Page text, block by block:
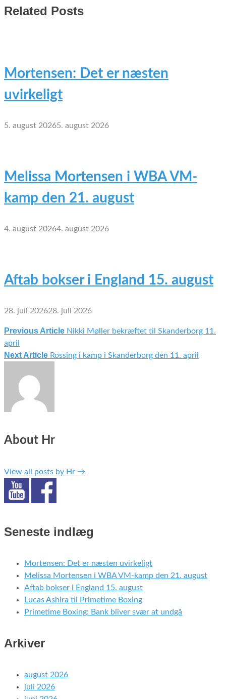
Related Posts
Mortensen: Det er næsten
uvirkeligt
5. august 20265. august 2026
Melissa Mortensen i WBA VM-
kamp den 21. august
4. august 20264. august 2026
Aftab bokser i England 15. august
28. juli 202628. juli 2026
Indlægsnavigation
Previous Article Nikki Møller bekræftet til Skanderborg 11.
april
Next Article Rossing i kamp i Skanderborg den 11. april
About Hr
View all posts by Hr →
Seneste indlæg
Mortensen: Det er næsten uvirkeligt
Melissa Mortensen i WBA VM-kamp den 21. august
Aftab bokser i England 15. august
Lucas Ashira til Primetime Boxing
Primetime Boxing: Bank bliver svær at undgå
Arkiver
august 2026
juli 2026